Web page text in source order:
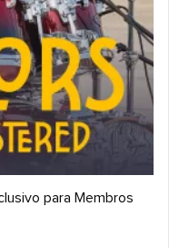
para Membros